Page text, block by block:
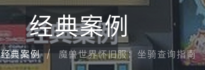
经典案例
经典案例 魔兽世界怀旧服：坐骑查询指南